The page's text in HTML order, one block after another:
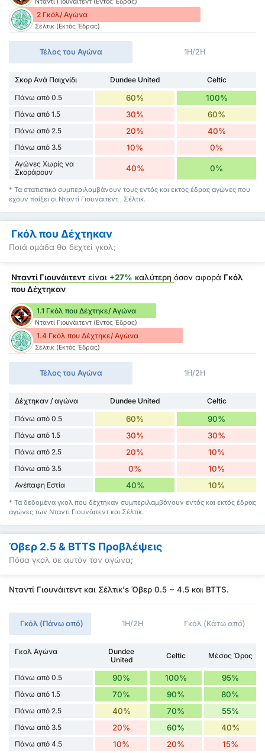
2 Γκόλ/ Αγώνα
Σέλτικ (Εκτός Έδρας)
Τέλος του Αγώνα 1H/2H
Σκορ Ανά Παιχνίδι Dundee United
Celtic
Πάνω από 0.5
60% 100%
Πάνω από 1.5 30% 60%
Πάνω από 2.5 20% 40%
Πάνω από 3.5 10% 0%
Αγώνες Χωρίς να
Σκοράρουν
40% 0%
* Τα στατιστικά συμπεριλαμβάνουν τους εντός και εκτός έδρας αγώνες που
έχουν παίξει οι Νταντί Γιουνάιτεντ , Σέλτικ.
Γκόλ που Δέχτηκαν
Ποιά ομάδα θα δεχτεί γκολ;
Νταντί Γιουνάιτεντ είναι +27% καλύτερη όσον αφορά Γκόλ
που Δέχτηκαν
1.1 Γκόλ που Δέχτηκε/ Αγώνα
Νταντί Γιουνάιτεντ (Εντός Έδρας)
1.4 Γκόλ που Δέχτηκε/ Αγώνα
Σέλτικ (Εκτός Έδρας)
Τέλος του Αγώνα 1H/2H
Δέχτηκαν / αγώνα Dundee United
Celtic
Πάνω από 0.5
60% 90%
Πάνω από 1.5 30% 30%
Πάνω από 2.5 20% 10%
Πάνω από 3.5 0% 10%
Ανέπαφη Εστία 40% 10%
* Τα δεδομένα γκολ που δέχτηκαν συμπεριλαμβάνουν εντός και εκτός έδρας
αγώνες των Νταντί Γιουνάιτεντ και Σέλτικ.
Όβερ 2.5 & BTTS Προβλέψεις
Πόσα γκολ σε αυτόν τον αγώνα;
Νταντί Γιουνάιτεντ και Σέλτικ's Όβερ 0.5 ~ 4.5 και BTTS.
Γκόλ (Πάνω από) 1H/2H Γκόλ (Κάτω από)
Γκολ Αγώνα
Dundee
United
Celtic Μέσος Όρος
Πάνω από 0.5 90% 100% 95%
Πάνω από 1.5 70% 90% 80%
Πάνω από 2.5 40% 70% 55%
Πάνω από 3.5 20% 60% 40%
Πάνω από 4.5 10% 20% 15%